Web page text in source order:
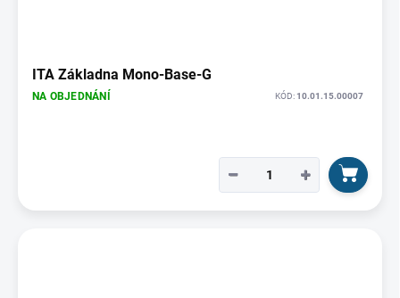
ITA Základna Mono-Base-G
NA OBJEDNÁNÍ KÓD:10.01.15.00007
+
−